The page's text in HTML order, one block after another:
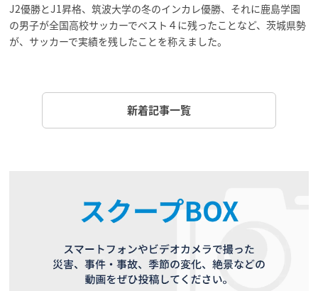
J2優勝とJ1昇格、筑波大学の冬のインカレ優勝、それに鹿島学園
の男子が全国高校サッカーでベスト４に残ったことなど、茨城県勢
が、サッカーで実績を残したことを称えました。
新着記事一覧